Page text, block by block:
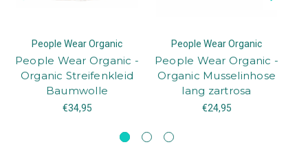
People Wear Organic
People Wear Organic -
Organic Streifenkleid
Baumwolle
€34,95
People Wear Organic
People Wear Organic -
Organic Musselinhose
lang zartrosa
€24,95